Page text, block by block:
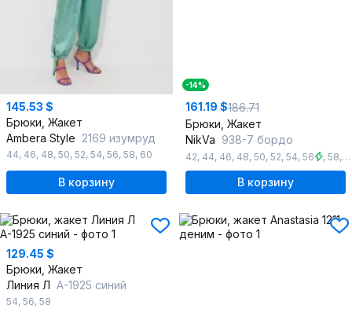
145.53 $
Брюки, Жакет
Ambera Style 2169 изумруд
44, 46, 48, 50, 52, 54, 56, 58, 60
В корзину
-14%
161.19 $186.71
Брюки, Жакет
NikVa 938-7 бордо
42, 44, 46, 48, 50, 52, 54, 56 , 58,
В корзину
129.45 $
Брюки, Жакет
Линия Л А-1925 синий
54, 56, 58